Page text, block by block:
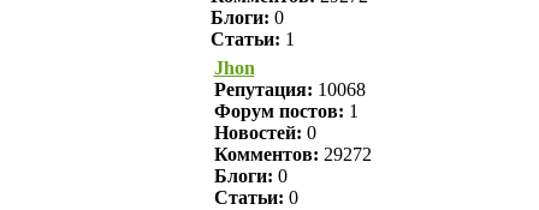
Блоги: 0
Статьи: 1
Jhon
Репутация: 10068
Форум постов: 1
Новостей: 0
Комментов: 29272
Блоги: 0
Статьи: 0